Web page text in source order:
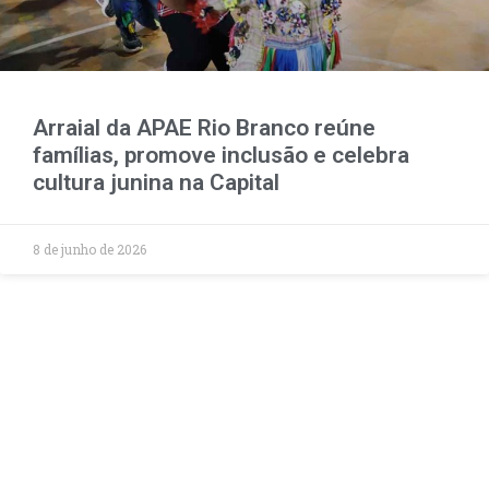
Arraial da APAE Rio Branco reúne
famílias, promove inclusão e celebra
cultura junina na Capital
8 de junho de 2026